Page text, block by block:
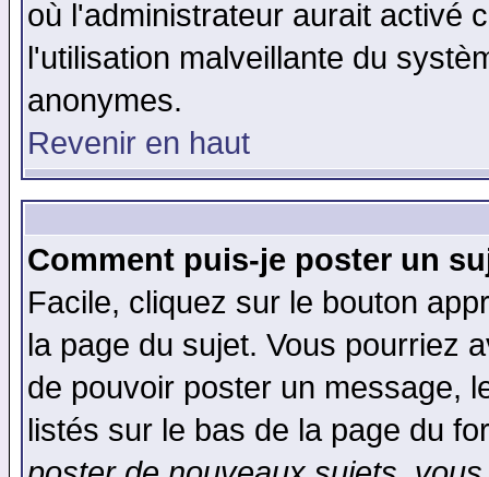
où l'administrateur aurait activé
l'utilisation malveillante du
anonymes.
Revenir en haut
Comment puis-je poster un
Facile, cliquez sur le bouton
la page du sujet. Vous pourriez
de pouvoir poster un message,
listés sur le bas de la page du